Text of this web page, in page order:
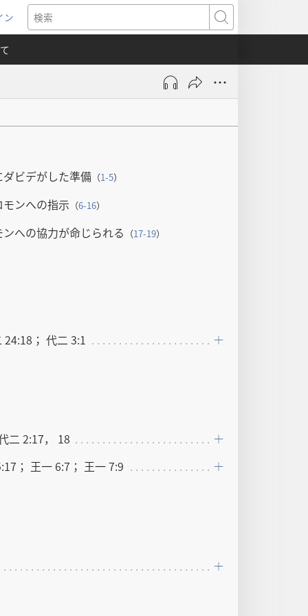
ン
検
索
ビデがした準備 （1-5）
ンへの指示 （6-16）
への協力が命じられる （17-19）
； 代二 3:1
二 2:17， 18
； 王一 6:7； 王一 7:9